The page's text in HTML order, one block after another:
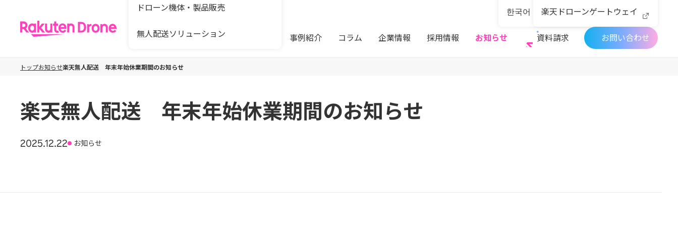
ドローン機体・製品販売
無人配送ソリューション 事例紹介 コラム 企業情報 採用情報 お知らせ 資料請求
Language
한국어
関連サービス
楽天ドローンゲートウェイ
お問い合わせ
トップお知らせ楽天無人配送 年末年始休業期間のお知らせ
楽天無人配送 年末年始休業期間のお知らせ
2025.12.22 お知らせ